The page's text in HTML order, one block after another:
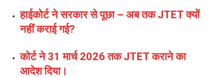
हाईकोर्ट ने सरकार से पूछा – अब तक JTET क्यों
नहीं कराई गई?
कोर्ट ने 31 मार्च 2026 तक JTET कराने का
आदेश दिया।